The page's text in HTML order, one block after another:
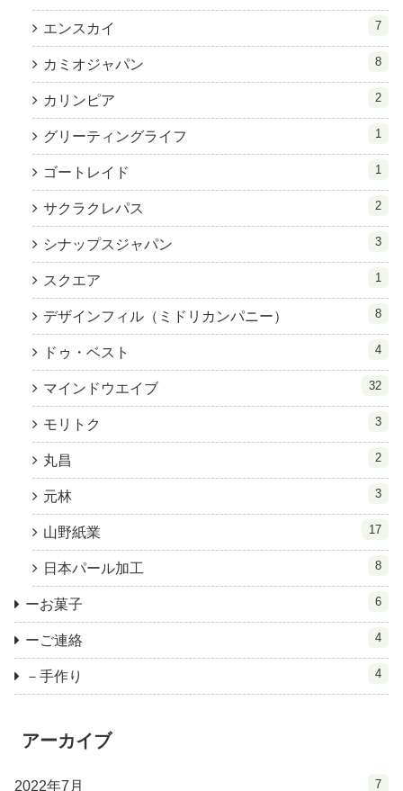
エンスカイ 7
カミオジャパン 8
カリンピア 2
グリーティングライフ 1
ゴートレイド 1
サクラクレパス 2
シナップスジャパン 3
スクエア 1
デザインフィル（ミドリカンパニー） 8
ドゥ・ベスト 4
マインドウエイブ 32
モリトク 3
丸昌 2
元林 3
山野紙業 17
日本パール加工 8
ーお菓子 6
ーご連絡 4
－手作り 4
アーカイブ
2022年7月 7